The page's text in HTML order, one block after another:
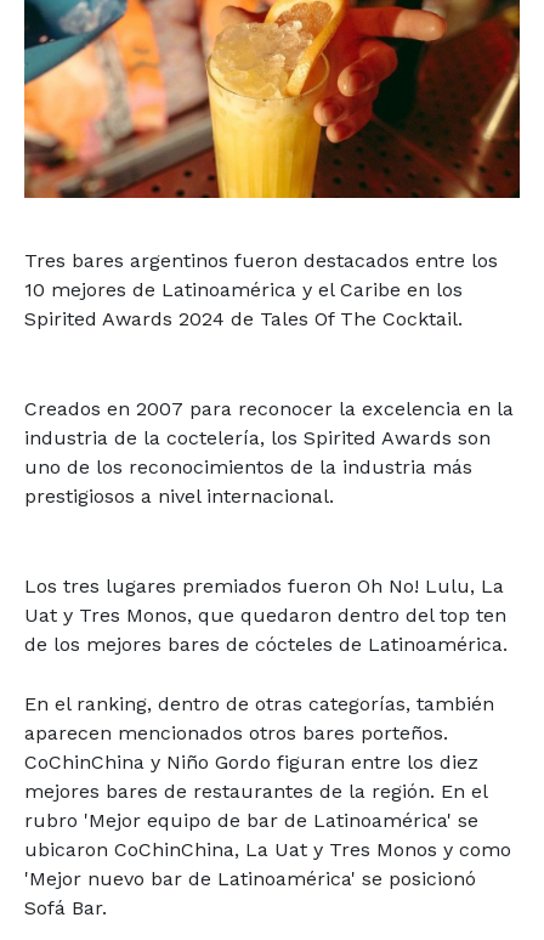
Tres bares argentinos fueron destacados entre los
10 mejores de Latinoamérica y el Caribe en los
Spirited Awards 2024 de Tales Of The Cocktail.
Creados en 2007 para reconocer la excelencia en la
industria de la coctelería, los Spirited Awards son
uno de los reconocimientos de la industria más
prestigiosos a nivel internacional.
Los tres lugares premiados fueron Oh No! Lulu, La
Uat y Tres Monos, que quedaron dentro del top ten
de los mejores bares de cócteles de Latinoamérica.
En el ranking, dentro de otras categorías, también
aparecen mencionados otros bares porteños.
CoChinChina y Niño Gordo figuran entre los diez
mejores bares de restaurantes de la región. En el
rubro 'Mejor equipo de bar de Latinoamérica' se
ubicaron CoChinChina, La Uat y Tres Monos y como
'Mejor nuevo bar de Latinoamérica' se posicionó
Sofá Bar.